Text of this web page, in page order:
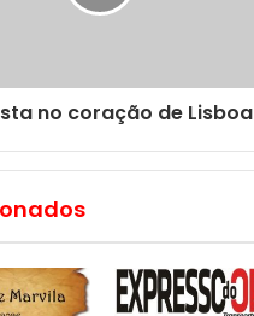
no coração de Lisboa